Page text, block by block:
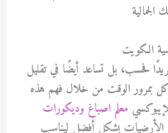
الكويت
فحسب، بل تساعد أيضًا في تقليل
بمرور الوقت من خلال فهم هذه
معلم اصباغ وديكورات
الأرضيات بشكل أفضل ليناسب